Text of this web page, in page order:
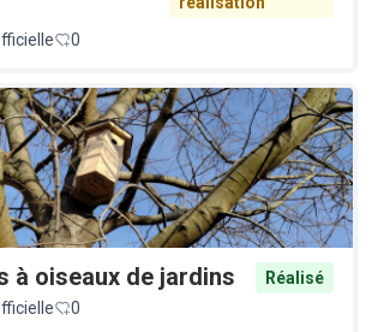
0
à oiseaux de jardins
Réalisé
0